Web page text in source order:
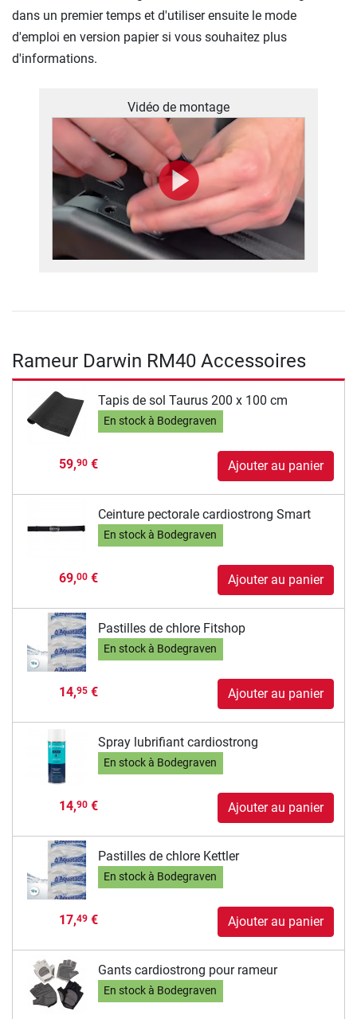
dans un premier temps et d'utiliser ensuite le mode
d'emploi en version papier si vous souhaitez plus
d'informations.
Vidéo de montage
Rameur Darwin RM40 Accessoires
Tapis de sol Taurus 200 x 100 cm
En stock à Bodegraven
59,90€ Ajouter au panier
Ceinture pectorale cardiostrong Smart
En stock à Bodegraven
69,00€ Ajouter au panier
Pastilles de chlore Fitshop
En stock à Bodegraven
14,95€ Ajouter au panier
Spray lubrifiant cardiostrong
En stock à Bodegraven
14,90€ Ajouter au panier
Pastilles de chlore Kettler
En stock à Bodegraven
17,49€ Ajouter au panier
Gants cardiostrong pour rameur
En stock à Bodegraven